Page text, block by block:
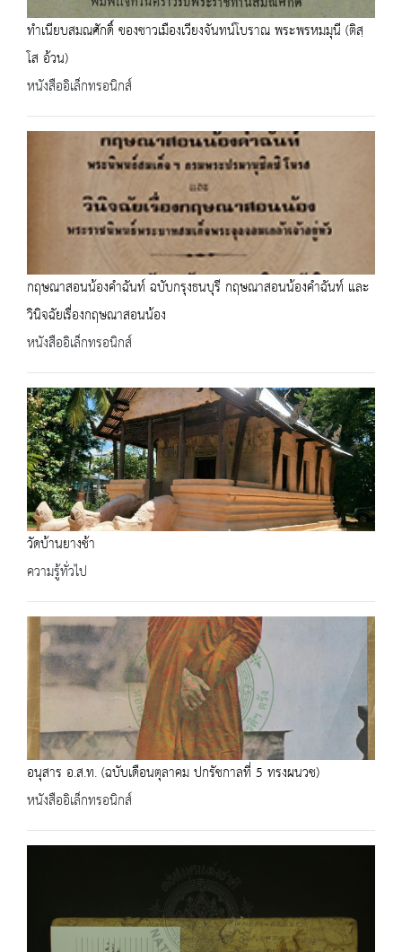
ทำเนียบสมณศักดิ์ ของชาวเมืองเวียงจันทน์โบราณ พระพรหมมุนี (ติสฺ
โส อ้วน)
หนังสืออิเล็กทรอนิกส์
กฤษณาสอนน้องคำฉันท์ ฉบับกรุงธนบุรี กฤษณาสอนน้องคำฉันท์ และ
วินิจฉัยเรื่องกฤษณาสอนน้อง
หนังสืออิเล็กทรอนิกส์
วัดบ้านยางช้า
ความรู้ทั่วไป
อนุสาร อ.ส.ท. (ฉบับเดือนตุลาคม ปกรัชกาลที่ 5 ทรงผนวช)
หนังสืออิเล็กทรอนิกส์